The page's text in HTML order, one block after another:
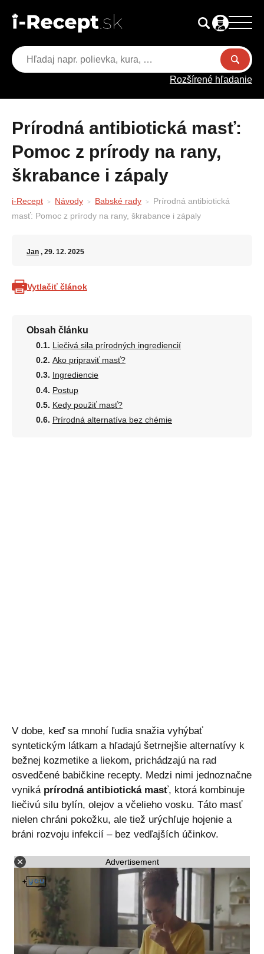
Rozšírené hľadanie
Prírodná antibiotická masť:
Pomoc z prírody na rany,
škrabance i zápaly
i-Recept Návody Babské rady
Prírodná antibiotická
masť: Pomoc z prírody na rany, škrabance i zápaly
Jan , 29. 12. 2025
Vytlačiť článok
Obsah článku
Liečivá sila prírodných ingrediencií
Ako pripraviť masť?
Ingrediencie
Postup
Kedy použiť masť?
Prírodná alternatíva bez chémie
V dobe, keď sa mnohí ľudia snažia vyhýbať
syntetickým látkam a hľadajú šetrnejšie alternatívy k
bežnej kozmetike a liekom, prichádzajú na rad
osvedčené babičkine recepty. Medzi nimi jednoznačne
vyniká prírodná antibiotická masť, ktorá kombinuje
liečivú silu bylín, olejov a včelieho vosku. Táto masť
nielen chráni pokožku, ale tiež urýchľuje hojenie a
bráni rozvoju infekcií – bez vedľajších účinkov.
Advertisement